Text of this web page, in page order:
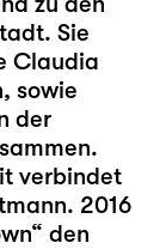
Sie
Claudia
sowie
der
verbindet
2016
den